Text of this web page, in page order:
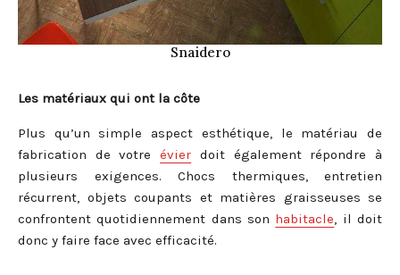
Snaidero
Les matériaux qui ont la côte
Plus qu’un simple aspect esthétique, le matériau de
fabrication de votreévier doit également répondre à
plusieurs exigences. Chocs thermiques, entretien
récurrent, objets coupants et matières graisseuses se
confrontent quotidiennement dans son habitacle, il doit
donc y faire face avec efficacité.